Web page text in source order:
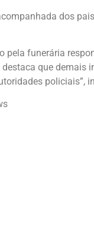
dos
pela funerária
que demais
policiais”,